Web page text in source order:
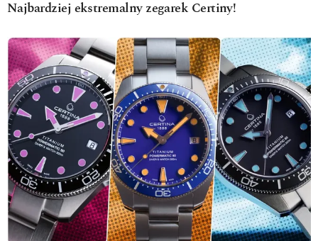
Najbardziej ekstremalny zegarek Certiny!